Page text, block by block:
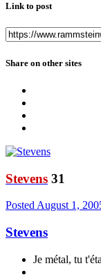
Link to post
Share on other sites
Stevens 31
Posted August 1,
Stevens
Je métal, tu